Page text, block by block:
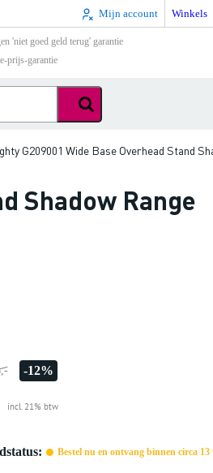
Mijn account Winkels
'niet goed geld terug' garantie
prijs-garantie
G209001 Wide Base Overhead Stand
Shadow Range
-12%
incl. 21% btw
Bestel nu en ontvang binnen circa 13